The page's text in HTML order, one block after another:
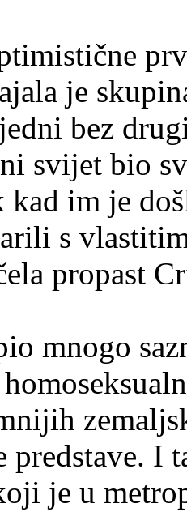
je
bez
svijet bio
im je
s
propast
mnogo
predstave. I
je u